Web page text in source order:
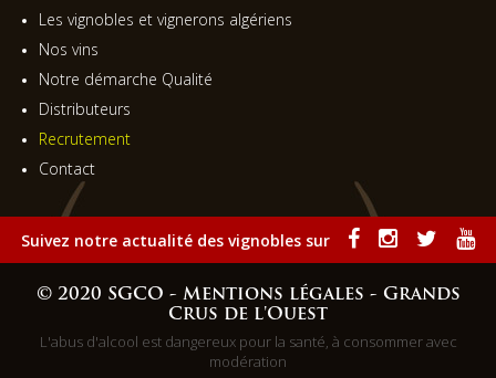
Les vignobles et vignerons algériens
Nos vins
Notre démarche Qualité
Distributeurs
Recrutement
Contact
Suivez notre actualité des vignobles sur
© 2020 SGCO - Mentions légales - Grands
Crus de l'Ouest
L'abus d'alcool est dangereux pour la santé, à consommer avec
modération